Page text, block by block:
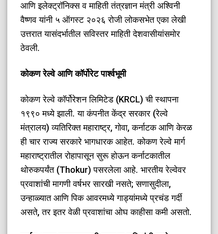
आणि इलेक्ट्रॉनिक्स व माहिती तंत्रज्ञान मंत्री अश्विनी
वैष्णव यांनी ५ ऑगस्ट २०२६ रोजी लोकसभेत एका लेखी
उत्तरात यासंदर्भातील सविस्तर माहिती देशवासीयांसमोर
ठेवली.
​कोकण रेल्वे आणि कॉर्पोरेट पार्श्वभूमी
​कोकण रेल्वे कॉर्पोरेशन लिमिटेड (KRCL) ची स्थापना
१९९० मध्ये झाली. या कंपनीत केंद्र सरकार (रेल्वे
मंत्रालय) व्यतिरिक्त महाराष्ट्र, गोवा, कर्नाटक आणि केरळ
ही चार राज्य सरकारे भागधारक आहेत. कोकण रेल्वे मार्ग
महाराष्ट्रातील रोहापासून सुरू होऊन कर्नाटकातील
थोरुकपर्यंत (Thokur) पसरलेला आहे. भारतीय रेल्वेवर
प्रवाशांची मागणी वर्षभर सारखी नसते; सणासुदीला,
उन्हाळ्यात आणि पिक आवरमध्ये गाड्यांमध्ये प्रचंड गर्दी
असते, तर इतर वेळी प्रवाशांचा ओघ काहीसा कमी असतो.